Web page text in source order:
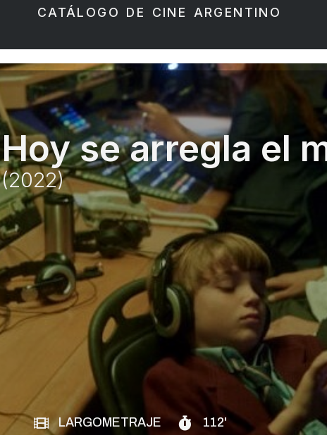
CATÁLOGO DE CINE ARGENTINO
Hoy se arregla el
(2022)
LARGOMETRAJE 112'